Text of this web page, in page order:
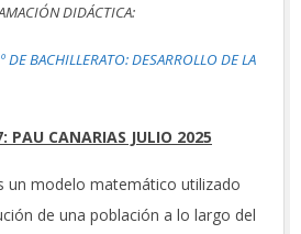
DIDÁCTICA:
DE BACHILLERATO: DESARROLLO DE LA
PAU CANARIAS JULIO 2025
un modelo matemático utilizado
de una población a lo largo del